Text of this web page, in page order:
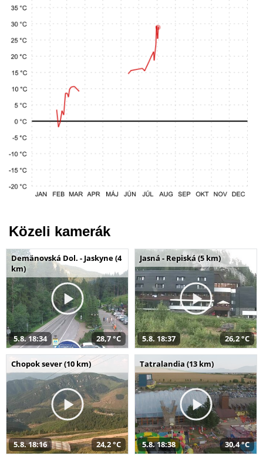
Közeli kamerák
Demänovská Dol. - Jaskyne (4
km)
5.8. 18:34 28,7 °C
Jasná - Repiská (5 km)
5.8. 18:37 26,2 °C
Chopok sever (10 km)
5.8. 18:16 24,2 °C
Tatralandia (13 km)
5.8. 18:38 30,4 °C